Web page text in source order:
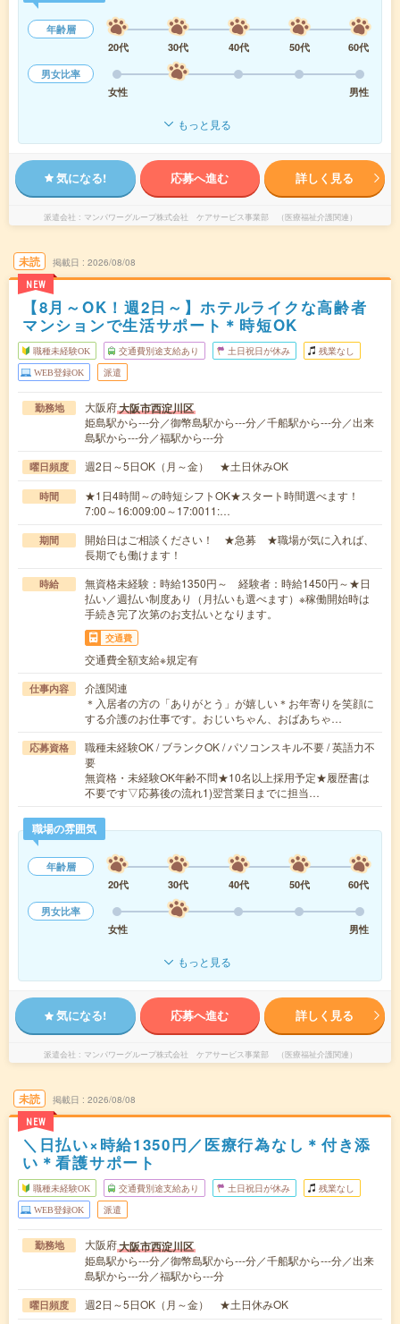
年齢層
20代
30代 40代 50代
60代
男女比率
女性
男性
もっと見る
気になる! 応募へ進む 詳しく見る
派遣会社 マンパワーグループ株式会社 ケアサービス事業部 （医療福祉介護関連）
未読
NEW
掲載日 2026/08/08
【8月～OK！週2日～】ホテルライクな高齢者
マンションで生活サポート＊時短OK
職種未経験OK 交通費別途支給あり 土日祝日が休み 残業なし
WEB登録OK 派遣
勤務地 大阪府大阪市西淀川区
姫島駅から---分／御幣島駅から---分／千船駅から---分／出来
島駅から---分／福駅から---分
曜日頻度 週2日～5日OK（月～金） ★土日休みOK
時間
★1日4時間～の時短シフトOK★スタート時間選べます！
7:00～16:009:00～17:0011:…
期間
開始日はご相談ください！ ★急募 ★職場が気に入れば、
長期でも働けます！
時給
無資格未経験：時給1350円～ 経験者：時給1450円～★日
払い／週払い制度あり（月払いも選べます）※稼働開始時は
手続き完了次第のお支払いとなります。
交通費
交通費全額支給※規定有
仕事内容
介護関連
＊入居者の方の「ありがとう」が嬉しい＊お年寄りを笑顔に
する介護のお仕事です。おじいちゃん、おばあちゃ…
応募資格
職種未経験OK / ブランクOK / パソコンスキル不要 / 英語力不
要
無資格・未経験OK年齢不問★10名以上採用予定★履歴書は
不要です▽応募後の流れ1)翌営業日までに担当…
職場の雰囲気
年齢層
20代
30代 40代 50代
60代
男女比率
女性
男性
もっと見る
気になる! 応募へ進む 詳しく見る
派遣会社 マンパワーグループ株式会社 ケアサービス事業部 （医療福祉介護関連）
未読
NEW
掲載日 2026/08/08
＼日払い×時給1350円／医療行為なし＊付き添
い＊看護サポート
職種未経験OK 交通費別途支給あり 土日祝日が休み 残業なし
WEB登録OK 派遣
勤務地 大阪府大阪市西淀川区
姫島駅から---分／御幣島駅から---分／千船駅から---分／出来
島駅から---分／福駅から---分
曜日頻度 週2日～5日OK（月～金） ★土日休みOK